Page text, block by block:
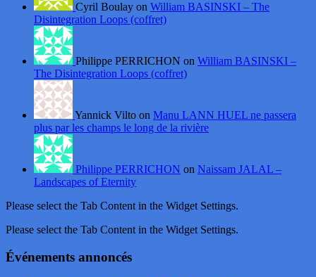
Cyril Boulay on William BASINSKI – The
Disintegration Loops (coffret)
Philippe PERRICHON on William BASINSKI –
The Disintegration Loops (coffret)
Yannick Vilto on Manu LANN HUEL ne passera
plus par les champs le long de la rivière
Philippe PERRICHON on Naissam JALAL –
Landscapes of Eternity
Please select the Tab Content in the Widget Settings.
Please select the Tab Content in the Widget Settings.
Événements annoncés